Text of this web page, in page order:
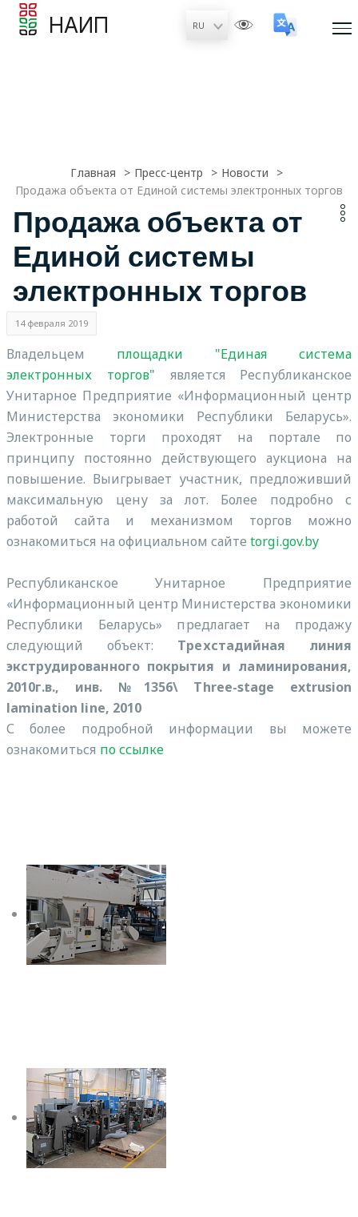
НАИП
Главная Пресс-центр
Новости
Продажа объекта от Единой системы электронных торгов
Продажа объекта от
Единой системы
электронных торгов
14 февраля 2019
Владельцем площадки "Единая система
электронных торгов" является Республиканское
Унитарное Предприятие «Информационный центр
Министерства экономики Республики Беларусь».
Электронные торги проходят на портале по
принципу постоянно действующего аукциона на
повышение. Выигрывает участник, предложивший
максимальную цену за лот. Более подробно с
работой сайта и механизмом торгов можно
ознакомиться на официальном сайтеtorgi.gov.by
Республиканское Унитарное Предприятие
«Информационный центр Министерства экономики
Республики Беларусь» предлагает на продажу
следующий объект: Трехстадийная линия
экструдированного покрытия и ламинирования,
2010г.в., инв. №1356\ Three-stage extrusion
lamination line, 2010
С более подробной информации вы можете
ознакомиться по ссылке